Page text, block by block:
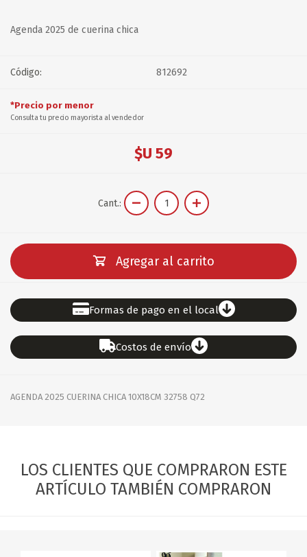
Agenda 2025 de cuerina chica
Código: 812692
*Precio por menor
Consulta tu precio mayorista al vendedor
$U 59
Cant.:
Agregar al carrito
Formas de pago en el local
Costos de envío
AGENDA 2025 CUERINA CHICA 10X18CM 32758 Q72
LOS CLIENTES QUE COMPRARON ESTE
ARTÍCULO TAMBIÉN COMPRARON